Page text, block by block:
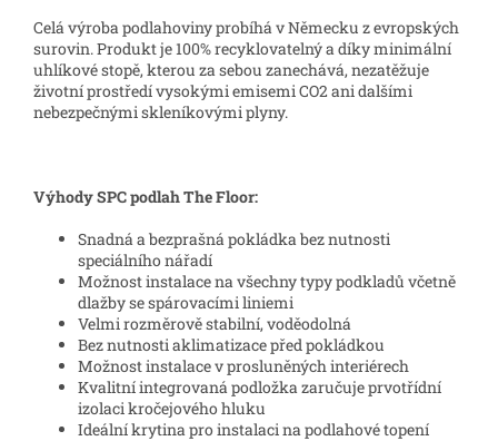
Celá výroba podlahoviny probíhá v Německu z evropských
surovin. Produkt je 100% recyklovatelný a díky minimální
uhlíkové stopě, kterou za sebou zanechává, nezatěžuje
životní prostředí vysokými emisemi CO2 ani dalšími
nebezpečnými skleníkovými plyny.
Výhody SPC podlah The Floor:
Snadná a bezprašná pokládka bez nutnosti
speciálního nářadí
Možnost instalace na všechny typy podkladů včetně
dlažby se spárovacími liniemi
Velmi rozměrově stabilní, voděodolná
Bez nutnosti aklimatizace před pokládkou
Možnost instalace v prosluněných interiérech
Kvalitní integrovaná podložka zaručuje prvotřídní
izolaci kročejového hluku
Ideální krytina pro instalaci na podlahové topení